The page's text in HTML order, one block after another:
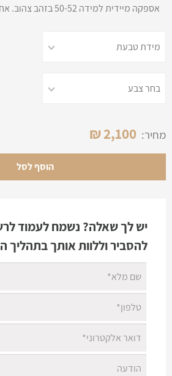
אספקה מיידית למידה 50-52 בזהב צהוב. אחרת עד 10 ימי עבודה.
מחיר: 2,100
₪
הוסף לסל
יש לך שאלה? נשמח לעמוד
להסביר וללוות אותך בתהליך